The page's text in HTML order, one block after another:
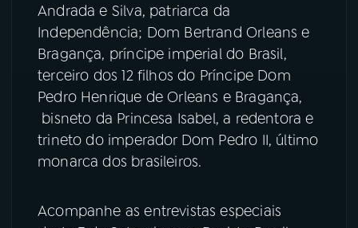
Andrada e Silva, patriarca da
Independência; Dom Bertrand Orleans e
Bragança, príncipe imperial do Brasil,
terceiro dos 12 filhos do Príncipe Dom
Pedro Henrique de Orleans e Bragança,
bisneto da Princesa Isabel, a redentora e
trineto do imperador Dom Pedro II, último
monarca dos brasileiros.
Acompanhe as entrevistas especiais